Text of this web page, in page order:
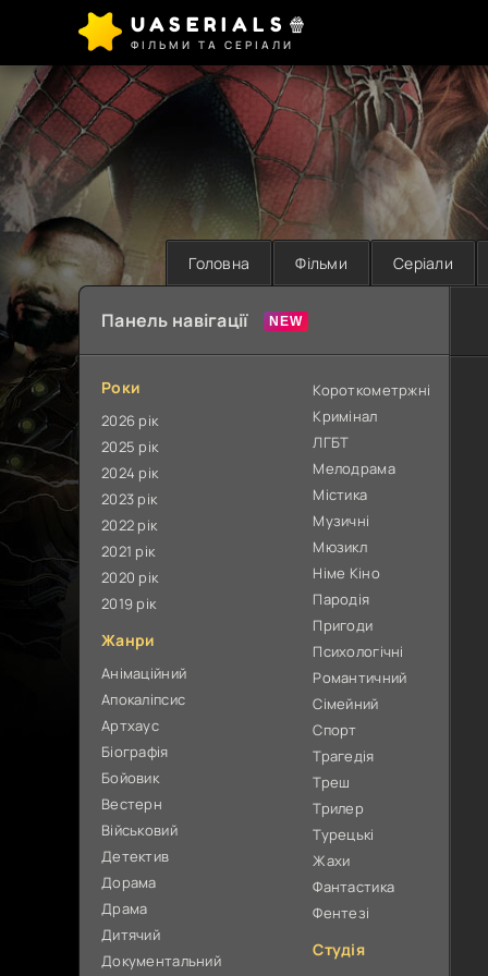
UASERIALS🍿
ФІЛЬМИ ТА СЕРІАЛИ
Головна Фільми Серіали
Панель навігації
Роки
2026 рік
2025 рік
2024 рік
2023 рік
2022 рік
2021 рік
2020 рік
2019 рік
Жанри
Анімаційний
Апокаліпсис
Артхаус
Біографія
Бойовик
Вестерн
Військовий
Детектив
Дорама
Драма
Дитячий
Документальний
Короткометржні
Кримінал
ЛГБТ
Мелодрама
Містика
Музичні
Мюзикл
Німе Кіно
Пародія
Пригоди
Психологічні
Романтичний
Сімейний
Спорт
Трагедія
Треш
Трилер
Турецькі
Жахи
Фантастика
Фентезі
Студія